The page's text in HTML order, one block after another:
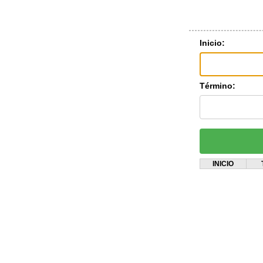
Inicio:
Término:
INICIO